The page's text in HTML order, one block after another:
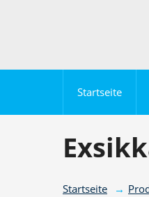
Startseite
Startseite